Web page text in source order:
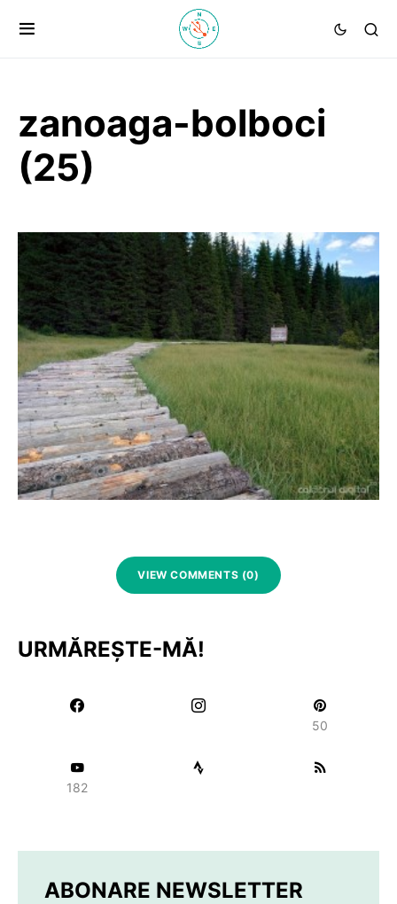
zanoaga-bolboci
(25)
VIEW COMMENTS (0)
URMĂREȘTE-MĂ!
50
182
ABONARE NEWSLETTER